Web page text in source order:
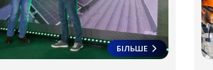
БІЛЬШЕ